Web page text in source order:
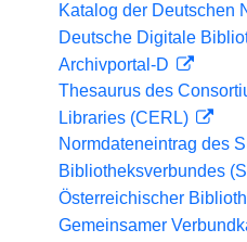
Katalog der Deutschen
Deutsche Digitale
Archivportal-D
Thesaurus des
Libraries (CERL)
Normdateneintrag des
Bibliotheksverbundes
Österreichischer
Gemeinsamer